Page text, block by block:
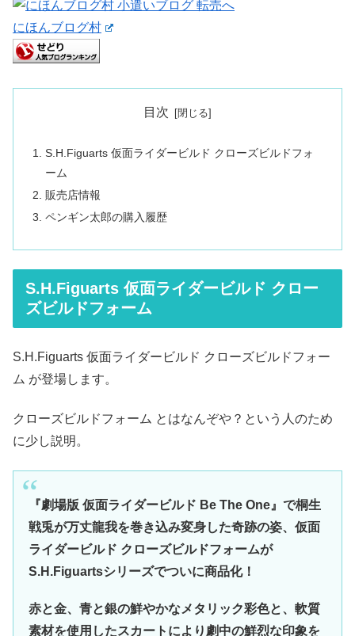
にほんブログ村
目次
S.H.Figuarts 仮面ライダービルド クローズビルドフォ
ーム
販売店情報
ペンギン太郎の購入履歴
S.H.Figuarts 仮面ライダービルド クロー
ズビルドフォーム
S.H.Figuarts 仮面ライダービルド クローズビルドフォー
ム が登場します。
クローズビルドフォーム とはなんぞや？という人のため
に少し説明。
『劇場版 仮面ライダービルド Be The One』で桐生
戦兎が万丈龍我を巻き込み変身した奇跡の姿、仮面
ライダービルド クローズビルドフォームが
S.H.Figuartsシリーズでついに商品化！
赤と金、青と銀の鮮やかなメタリック彩色と、軟質
素材を使用したスカートにより劇中の鮮烈な印象を